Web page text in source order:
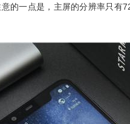
的一点是，主屏的分辨率只有